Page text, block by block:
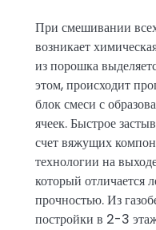
При смешивании
возникает
из порошка
этом, происходит
блок смеси с
ячеек. Быстрое
счет вяжущих
технологии на
который отличается
прочностью. Из
постройки в 2-3